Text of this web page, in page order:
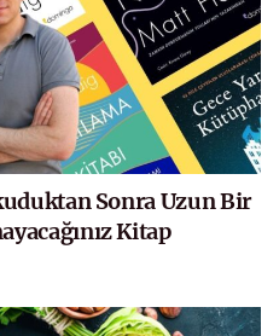
Sonra Uzun Bir
Kitap